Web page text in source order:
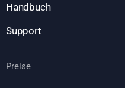
Handbuch
Support
Preise